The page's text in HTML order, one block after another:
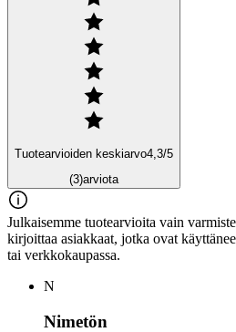
Tuotearvioiden keskiarvo4,3/5
(3)arviota
Julkaisemme tuotearvioita vain
kirjoittaa asiakkaat, jotka ovat
tai verkkokaupassa.
N
Nimetön